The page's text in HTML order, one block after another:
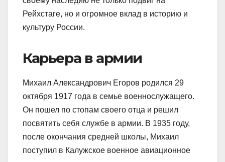
Рейхстаге, но и огромное вклад в историю и
культуру России.
Карьера в армии
Михаил Александрович Егоров родился 29
октября 1917 года в семье военнослужащего.
Он пошел по стопам своего отца и решил
посвятить себя службе в армии. В 1935 году,
после окончания средней школы, Михаил
поступил в Калужское военное авиационное